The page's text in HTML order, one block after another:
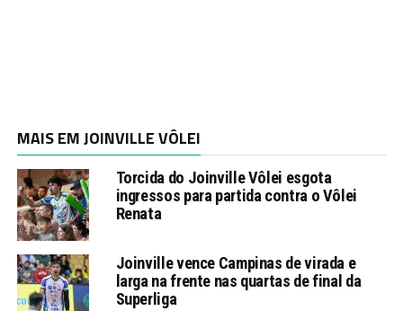
MAIS EM JOINVILLE VÔLEI
Torcida do Joinville Vôlei esgota
ingressos para partida contra o Vôlei
Renata
Joinville vence Campinas de virada e
larga na frente nas quartas de final da
Superliga